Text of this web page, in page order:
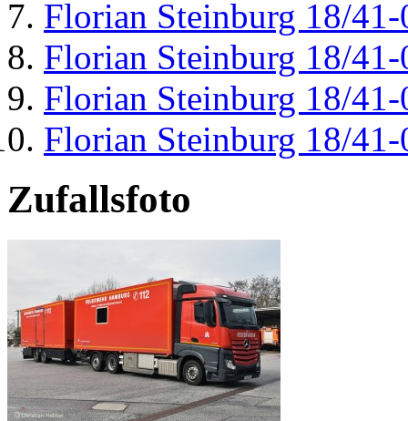
Florian Steinburg 18/41-
Florian Steinburg 18/41-
Florian Steinburg 18/41-
Florian Steinburg 18/41-
Zufallsfoto